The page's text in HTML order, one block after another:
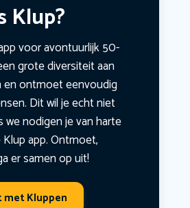
Klup?
voor avontuurlijk 50-
grote diversiteit aan
ontmoet eenvoudig
Dit wil je echt niet
we nodigen je van harte
app. Ontmoet,
er samen op uit!
met Kluppen